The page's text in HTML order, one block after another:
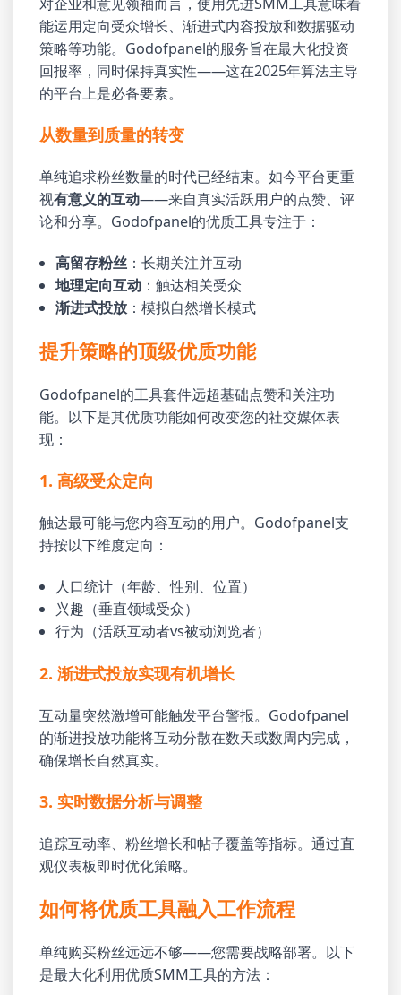
能运用定向受众增长、渐进式内容投放和数据驱动
策略等功能。Godofpanel的服务旨在最大化投资
回报率，同时保持真实性——这在2025年算法主导
的平台上是必备要素。
从数量到质量的转变
单纯追求粉丝数量的时代已经结束。如今平台更重
视有意义的互动——来自真实活跃用户的点赞、评
论和分享。Godofpanel的优质工具专注于：
高留存粉丝 ：长期关注并互动
地理定向互动 ：触达相关受众
渐进式投放：模拟自然增长模式
提升策略的顶级优质功能
Godofpanel的工具套件远超基础点赞和关注功
能。以下是其优质功能如何改变您的社交媒体表
现：
1. 高级受众定向
触达最可能与您内容互动的用户。Godofpanel支
持按以下维度定向：
人口统计（年龄、性别、位置）
兴趣（垂直领域受众）
行为（活跃互动者vs被动浏览者）
2. 渐进式投放实现有机增长
互动量突然激增可能触发平台警报。Godofpanel
的渐进投放功能将互动分散在数天或数周内完成，
确保增长自然真实。
3. 实时数据分析与调整
追踪互动率、粉丝增长和帖子覆盖等指标。通过直
观仪表板即时优化策略。
如何将优质工具融入工作流程
单纯购买粉丝远远不够——您需要战略部署。以下
是最大化利用优质SMM工具的方法：